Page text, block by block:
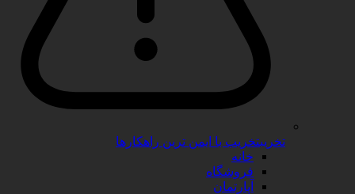
تخریبتخریب با ایمن ترین راهکارها
خانه
فروشگاه
آپارتمان